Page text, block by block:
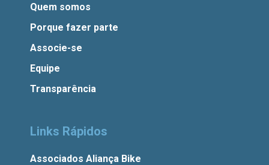
Quem somos
Porque fazer parte
Associe-se
Equipe
Transparência
Links Rápidos
Associados Aliança Bike